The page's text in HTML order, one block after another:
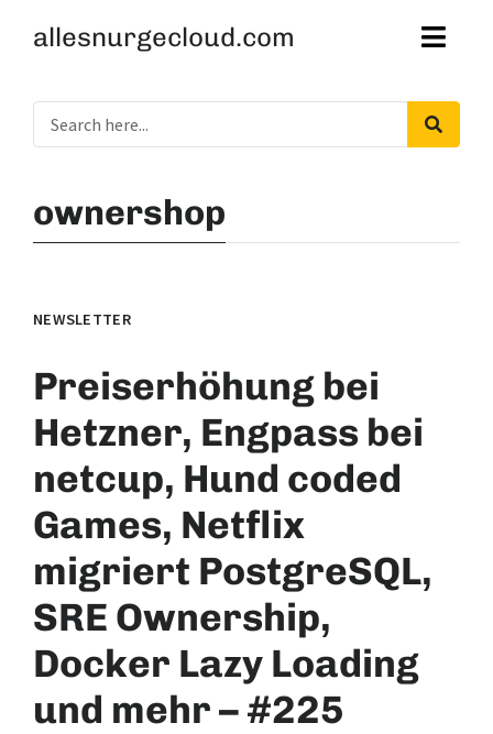
allesnurgecloud.com
ownershop
NEWSLETTER
Preiserhöhung bei
Hetzner, Engpass bei
netcup, Hund coded
Games, Netflix
migriert PostgreSQL,
SRE Ownership,
Docker Lazy Loading
und mehr – #225